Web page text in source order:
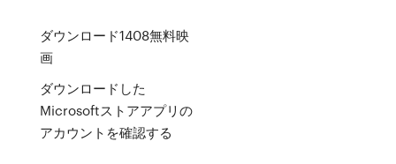
ダウンロード1408無料映
画
ダウンロードした
Microsoftストアアプリの
アカウントを確認する